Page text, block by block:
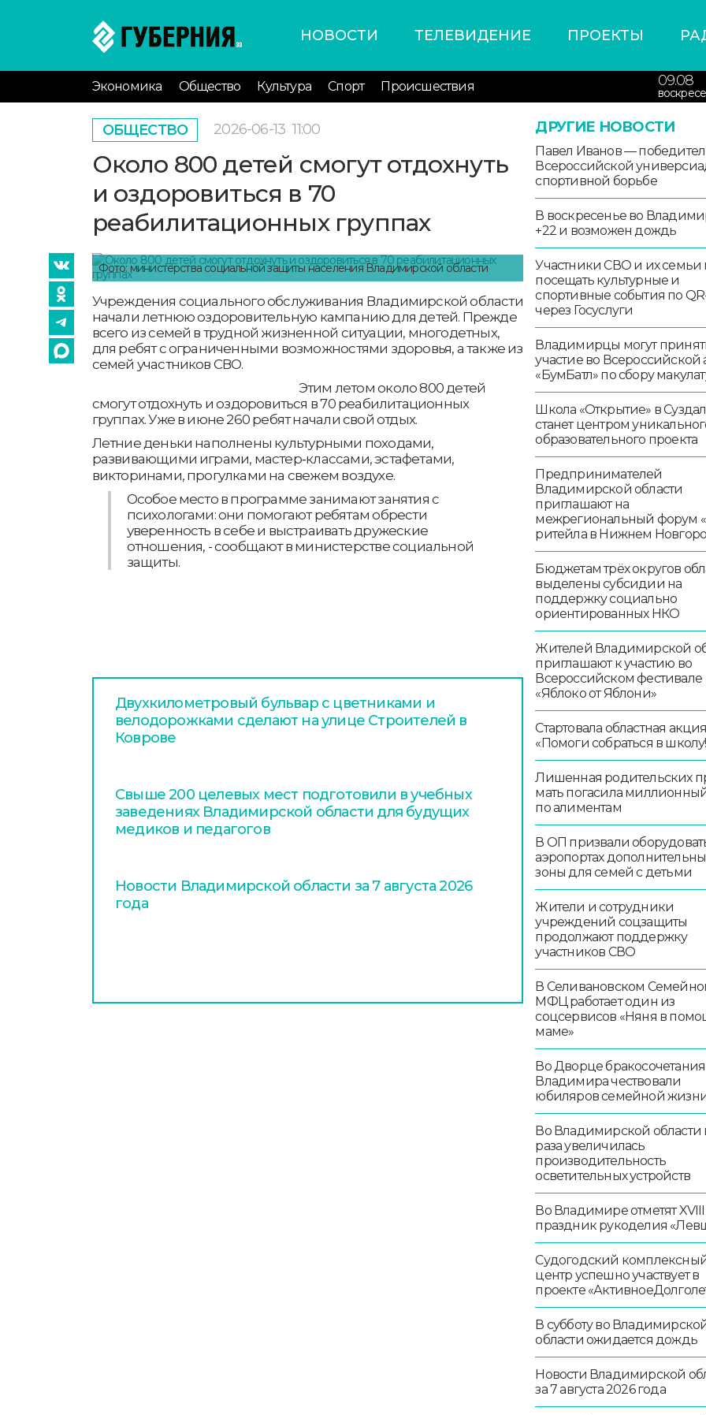
НОВОСТИ ТЕЛЕВИДЕНИЕ ПРОЕКТЫ
Экономика Общество Культура Спорт Происшествия 09.08
ОБЩЕСТВО 2026-06-13 11:00
Около 800 детей смогут отдохнуть
и оздоровиться в 70
реабилитационных группах
Фото: министерства социальной защиты населения Владимирской области
Учреждения социального обслуживания Владимирской области
начали летнюю оздоровительную кампанию для детей. Прежде
всего из семей в трудной жизненной ситуации, многодетных,
для ребят с ограниченными возможностями здоровья, а также из
семей участников СВО.
Этим летом около 800 детей
смогут отдохнуть и оздоровиться в 70 реабилитационных
группах. Уже в июне 260 ребят начали свой отдых.
Летние деньки наполнены культурными походами,
развивающими играми, мастер‑классами, эстафетами,
викторинами, прогулками на свежем воздухе.
Особое место в программе занимают занятия с
психологами: они помогают ребятам обрести
уверенность в себе и выстраивать дружеские
отношения, - сообщают в министерстве социальной
защиты.
Двухкилометровый бульвар с цветниками и
велодорожками сделают на улице Строителей в
Коврове
Свыше 200 целевых мест подготовили в учебных
заведениях Владимирской области для будущих
медиков и педагогов
Новости Владимирской области за 7 августа 2026
года
ДРУГИЕ НОВОСТИ
Павел Иванов —
Всероссийской
спортивной борьбе
В воскресенье во
+22 и возможен дождь
Участники СВО и их семьи
посещать культурные и
спортивные события по
через Госуслуги
Владимирцы могут
участие во Всероссийской
«БумБатл» по сбору
Школа «Открытие» в
станет центром
образовательного проекта
Предпринимателей
Владимирской области
приглашают на
межрегиональный форум
ритейла в Нижнем
Бюджетам трёх округов
выделены субсидии на
поддержку социально
ориентированных НКО
Жителей Владимирской
приглашают к участию во
Всероссийском фестивале
«Яблоко от Яблони»
Стартовала областная акция
«Помоги собраться в
Лишенная родительских
мать погасила
по алиментам
В ОП призвали
аэропортах
зоны для семей с детьми
Жители и сотрудники
учреждений соцзащиты
продолжают поддержку
участников СВО
В Селивановском
МФЦ работает один из
соцсервисов «Няня в
маме»
Во Дворце бракосочетания
Владимира чествовали
юбиляров семейной
Во Владимирской области
раза увеличилась
производительность
осветительных устройств
Во Владимире отметят XVIII
праздник рукоделия
Судогодский
центр успешно участвует в
проекте
В субботу во
области ожидается дождь
Новости Владимирской
за 7 августа 2026 года